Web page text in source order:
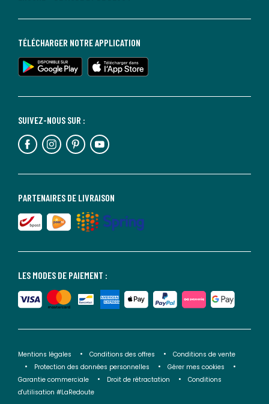
LES MODES DE PAIEMENT :
PARTENAIRES DE LIVRAISON
SUIVEZ-NOUS SUR :
TÉLÉCHARGER NOTRE APPLICATION
Mentions légales Conditions des offres
Conditions de vente
Protection des données personnelles
Gérer mes cookies
Garantie commerciale
Droit de rétractation
Conditions
d'utilisation #LaRedoute